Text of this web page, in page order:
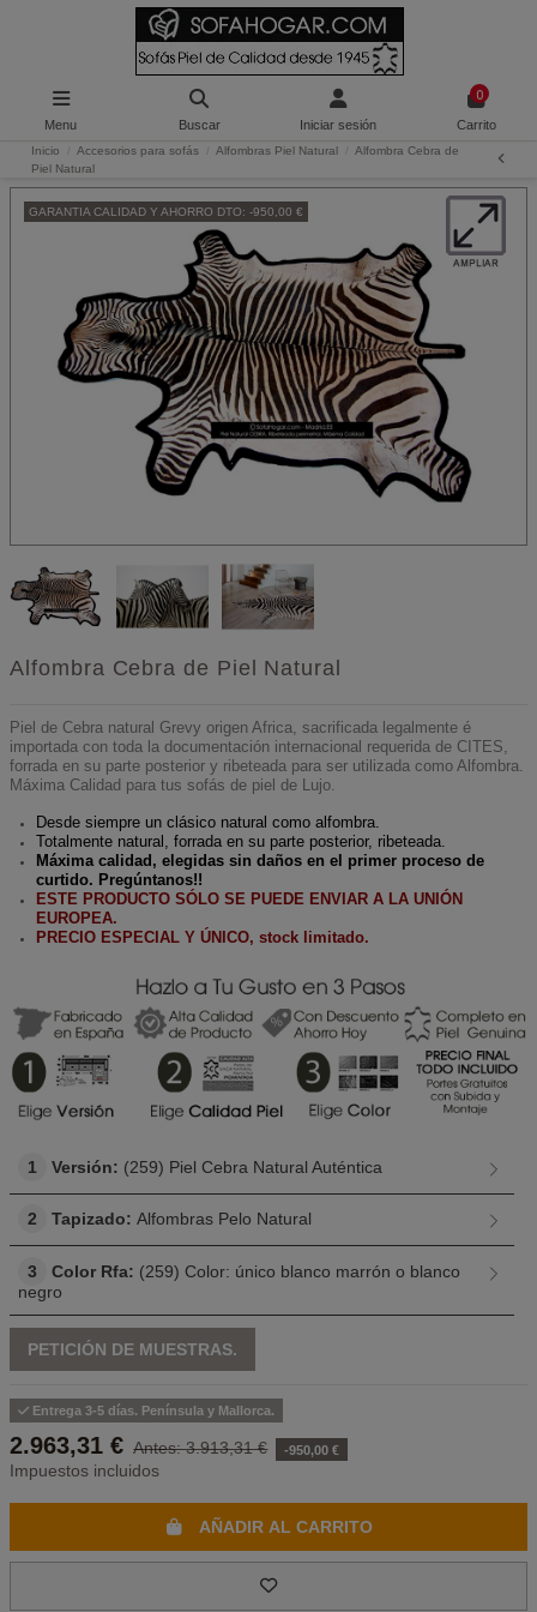
Menu Buscar Iniciar sesión
0
Carrito
Inicio Accesorios para sofás Alfombras Piel Natural
Alfombra Cebra de
Piel Natural
GARANTIA CALIDAD Y AHORRO DTO: -950,00 €
Alfombra Cebra de Piel Natural
Piel de Cebra natural Grevy origen Africa, sacrificada legalmente é
importada con toda la documentación internacional requerida de CITES,
forrada en su parte posterior y ribeteada para ser utilizada como Alfombra.
Máxima Calidad para tus sofás de piel de Lujo.
Desde siempre un clásico natural como alfombra.
Totalmente natural, forrada en su parte posterior, ribeteada.
Máxima calidad, elegidas sin daños en el primer proceso de
curtido. Pregúntanos!!
ESTE PRODUCTO SÓLO SE PUEDE ENVIAR A LA UNIÓN
EUROPEA.
PRECIO ESPECIAL Y ÚNICO, stock limitado.
1 Versión: (259) Piel Cebra Natural Auténtica
2 Tapizado:Alfombras Pelo Natural
3 Color Rfa: (259) Color: único blanco marrón o blanco
negro
PETICIÓN DE MUESTRAS.
Entrega 3-5 días. Península y Mallorca.
2.963,31 € 3.913,31 € -950,00 €
Impuestos incluidos
AÑADIR AL CARRITO